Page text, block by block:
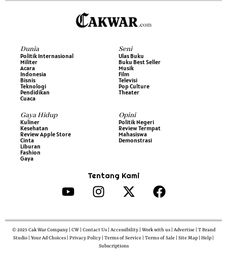
Dunia
Politik Internasional
Militer
Acara
Indonesia
Bisnis
Teknologi
Pendidikan
Cuaca
Seni
Ulas Buku
Buku Best Seller
Musik
Film
Televisi
Pop Culture
Theater
Gaya Hidup
Kuliner
Kesehatan
Review Apple Store
Cinta
Liburan
Fashion
Gaya
Opini
Politik Negeri
Review Termpat
Mahasiswa
Demonstrasi
Tentang Kami
© 2025 Cak War Company | CW | Contact Us | Accessibility | Work with us | Advertise | T Brand
Studio | Your Ad Choices | Privacy Policy | Terms of Service | Terms of Sale | Site Map | Help |
Subscriptions